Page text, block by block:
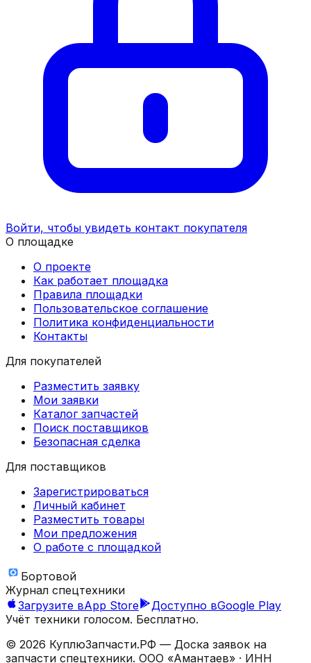
Войти, чтобы увидеть контакт покупателя
О площадке
О проекте
Как работает площадка
Правила площадки
Пользовательское соглашение
Политика конфиденциальности
Контакты
Для покупателей
Разместить заявку
Мои заявки
Каталог запчастей
Поиск поставщиков
Безопасная сделка
Для поставщиков
Зарегистрироваться
Личный кабинет
Разместить товары
Мои предложения
О работе с площадкой
Бортовой
Журнал спецтехники
Загрузите вApp Store Доступно вGoogle Play
Учёт техники голосом. Бесплатно.
© 2026 КуплюЗапчасти.РФ — Доска заявок на
запчасти спецтехники. ООО «Амантаев» · ИНН